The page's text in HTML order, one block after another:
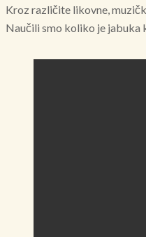
Kroz različite likovne,
Naučili smo koliko je jabuka